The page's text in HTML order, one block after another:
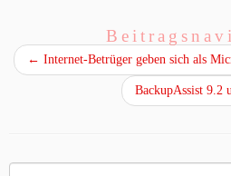
← Internet-Betrüger geben sich als
BackupAssist 9.2